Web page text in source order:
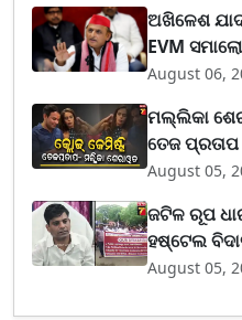
ଅଖିଳେଶ
EVM
August 06,
ମଲ୍ଲିକା
ତେଜ ପ୍ରତାପ
August 05,
ଜଟିଳ ରୂପ
ହଷ୍ଟେଲ
August 05,